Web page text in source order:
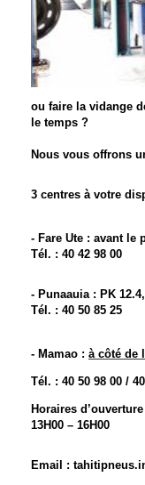
ou faire la vidange
le temps ?
Nous vous offrons
3 centres à votre
- Fare Ute : avant le
Tél. : 40 42 98 00
- Punaauia : PK
Tél. : 40 50 85 25
- Mamao : à côté de
Tél. : 40 50 98 00 /
Horaires
13H00 – 16H00
Email :